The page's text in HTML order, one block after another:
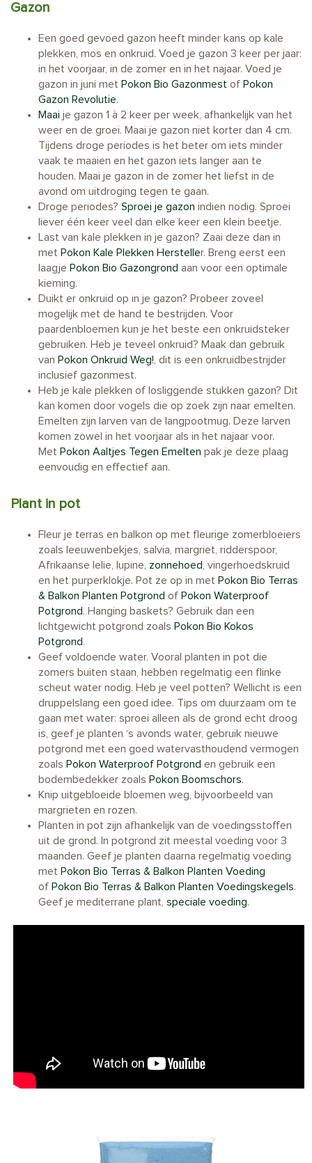
Gazon
Een goed gevoed gazon heeft minder kans op kale
plekken, mos en onkruid. Voed je gazon 3 keer per jaar:
in het voorjaar, in de zomer en in het najaar. Voed je
gazon in juni met Pokon Bio Gazonmest of Pokon
Gazon Revolutie.
Maai je gazon 1 à 2 keer per week, afhankelijk van het
weer en de groei. Maai je gazon niet korter dan 4 cm.
Tijdens droge periodes is het beter om iets minder
vaak te maaien en het gazon iets langer aan te
houden. Maai je gazon in de zomer het liefst in de
avond om uitdroging tegen te gaan.
Droge periodes? Sproei je gazon indien nodig. Sproei
liever één keer veel dan elke keer een klein beetje.
Last van kale plekken in je gazon? Zaai deze dan in
met Pokon Kale Plekken Hersteller. Breng eerst een
laagje Pokon Bio Gazongrond aan voor een optimale
kieming.
Duikt er onkruid op in je gazon? Probeer zoveel
mogelijk met de hand te bestrijden. Voor
paardenbloemen kun je het beste een onkruidsteker
gebruiken. Heb je teveel onkruid? Maak dan gebruik
van Pokon Onkruid Weg! , dit is een onkruidbestrijder
inclusief gazonmest.
Heb je kale plekken of losliggende stukken gazon? Dit
kan komen door vogels die op zoek zijn naar emelten.
Emelten zijn larven van de langpootmug. Deze larven
komen zowel in het voorjaar als in het najaar voor.
Met Pokon Aaltjes Tegen Emelten pak je deze plaag
eenvoudig en effectief aan.
Plant in pot
Fleur je terras en balkon op met fleurige zomerbloeiers
zoals leeuwenbekjes, salvia, margriet, ridderspoor,
Afrikaanse lelie, lupine, zonnehoed , vingerhoedskruid
en het purperklokje. Pot ze op in met Pokon Bio Terras
& Balkon Planten Potgrond of Pokon Waterproof
Potgrond. Hanging baskets? Gebruik dan een
lichtgewicht potgrond zoals Pokon Bio Kokos
Potgrond.
Geef voldoende water. Vooral planten in pot die
zomers buiten staan, hebben regelmatig een flinke
scheut water nodig. Heb je veel potten? Wellicht is een
druppelslang een goed idee. Tips om duurzaam om te
gaan met water: sproei alleen als de grond echt droog
is, geef je planten ‘s avonds water, gebruik nieuwe
potgrond met een goed watervasthoudend vermogen
zoals Pokon Waterproof Potgrond en gebruik een
bodembedekker zoals Pokon Boomschors.
Knip uitgebloeide bloemen weg, bijvoorbeeld van
margrieten en rozen.
Planten in pot zijn afhankelijk van de voedingsstoffen
uit de grond. In potgrond zit meestal voeding voor 3
maanden. Geef je planten daarna regelmatig voeding
met Pokon Bio Terras & Balkon Planten Voeding
of Pokon Bio Terras & Balkon Planten Voedingskegels.
Geef je mediterrane plant, speciale voeding.